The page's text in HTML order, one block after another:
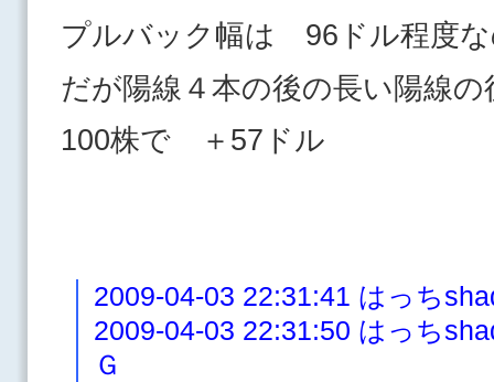
プルバック幅は 96ドル程度
だが陽線４本の後の長い陽線
100株で ＋57ドル
2009-04-03 22:31:41 はっち
2009-04-03 22:31:50 はっち
Ｇ